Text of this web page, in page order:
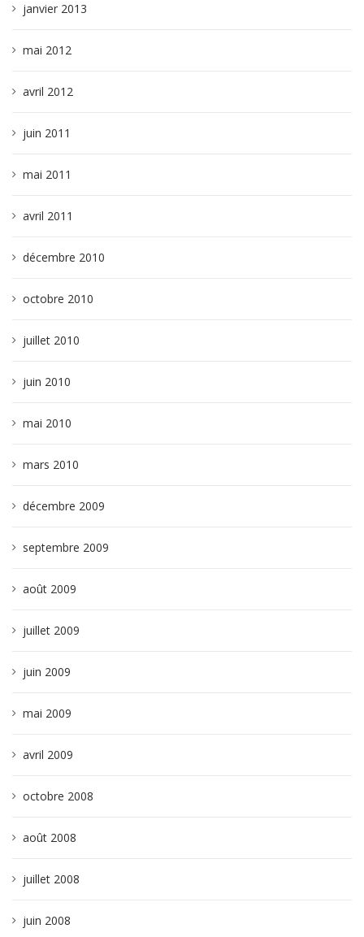
janvier 2013
mai 2012
avril 2012
juin 2011
mai 2011
avril 2011
décembre 2010
octobre 2010
juillet 2010
juin 2010
mai 2010
mars 2010
décembre 2009
septembre 2009
août 2009
juillet 2009
juin 2009
mai 2009
avril 2009
octobre 2008
août 2008
juillet 2008
juin 2008